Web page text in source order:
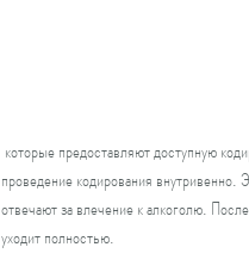
проведение кодирования
отвечают за влечение к алкоголю.
уходит полностью.